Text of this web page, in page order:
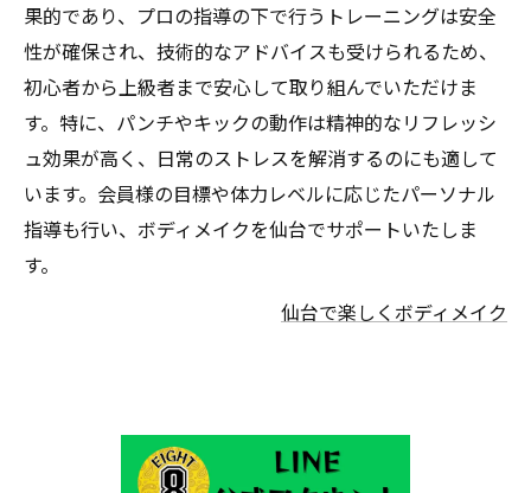
果的であり、プロの指導の下で行うトレーニングは安全
性が確保され、技術的なアドバイスも受けられるため、
初心者から上級者まで安心して取り組んでいただけま
す。特に、パンチやキックの動作は精神的なリフレッシ
ュ効果が高く、日常のストレスを解消するのにも適して
います。会員様の目標や体力レベルに応じたパーソナル
指導も行い、ボディメイクを仙台でサポートいたしま
す。
仙台で楽しくボディメイク